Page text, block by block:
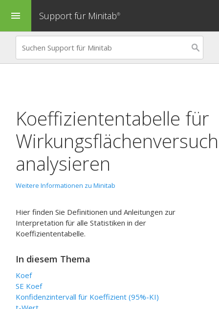
menu Support für Minitab®
Koeffiziententabelle für
analysieren
Weitere Informationen zu Minitab
Hier finden Sie Definitionen und Anleitungen zur
Interpretation für alle Statistiken in der
Koeffiziententabelle.
In diesem Thema
Koef
SE Koef
Konfidenzintervall für Koeffizient (95%-KI)